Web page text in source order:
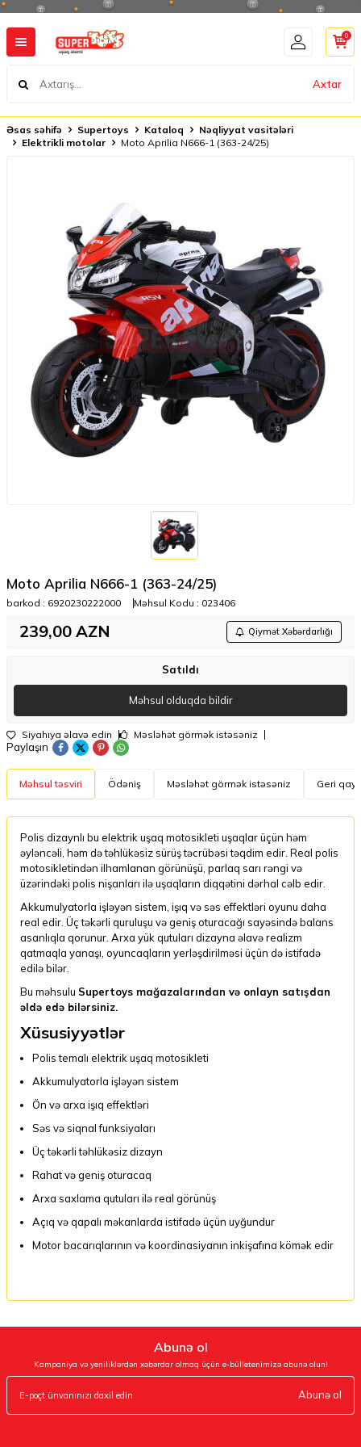
Axtar
0
Əsas səhifə Supertoys Kataloq
Nəqliyyat vasitələri
Elektrikli motolar
Moto Aprilia N666-1 (363-24/25)
Moto Aprilia N666-1 (363-24/25)
barkod : 6920230222000 Məhsul Kodu : 023406
239,00 AZN Qiymət Xəbərdarlığı
Satıldı
Məhsul olduqda bildir
Siyahıya əlavə edin Məsləhət görmək istəsəniz
Paylaşın
Məhsul təsviri Ödəniş Məsləhət görmək istəsəniz Geri
Polis dizaynlı bu elektrik uşaq motosikleti uşaqlar üçün həm
əyləncəli, həm də təhlükəsiz sürüş təcrübəsi təqdim edir. Real polis
motosikletindən ilhamlanan görünüşü, parlaq sarı rəngi və
üzərindəki polis nişanları ilə uşaqların diqqətini dərhal cəlb edir.
Akkumulyatorla işləyən sistem, işıq və səs effektləri oyunu daha
real edir. Üç təkərli quruluşu və geniş oturacağı sayəsində balans
asanlıqla qorunur. Arxa yük qutuları dizayna əlavə realizm
qatmaqla yanaşı, oyuncaqların yerləşdirilməsi üçün də istifadə
edilə bilər.
Bu məhsulu Supertoys mağazalarından və onlayn satışdan
əldə edə bilərsiniz.
Xüsusiyyətlər
Polis temalı elektrik uşaq motosikleti
Akkumulyatorla işləyən sistem
Ön və arxa işıq effektləri
Səs və siqnal funksiyaları
Üç təkərli təhlükəsiz dizayn
Rahat və geniş oturacaq
Arxa saxlama qutuları ilə real görünüş
Açıq və qapalı məkanlarda istifadə üçün uyğundur
Motor bacarıqlarının və koordinasiyanın inkişafına kömək edir
Abunə ol
Kampaniya və yeniliklərdən xəbərdar olmaq üçün e-bülletenimizə abunə olun!
Abunə ol